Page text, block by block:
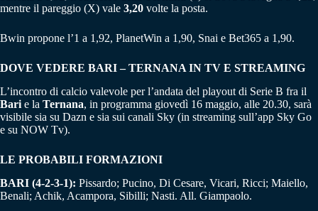
mentre il pareggio (X) vale 3,20 volte la posta.
Bwin propone l’1 a 1,92, PlanetWin a 1,90, Snai e Bet365 a 1,90.
DOVE VEDERE BARI – TERNANA IN TV E STREAMING
L’incontro di calcio valevole per l’andata del playout di Serie B fra il
Bari e la Ternana, in programma giovedì 16 maggio, alle 20.30, sarà
visibile sia su Dazn e sia sui canali Sky (in streaming sull’app Sky Go
e su NOW Tv).
LE PROBABILI FORMAZIONI
BARI (4-2-3-1): Pissardo; Pucino, Di Cesare, Vicari, Ricci; Maiello,
Benali; Achik, Acampora, Sibilli; Nasti. All. Giampaolo.